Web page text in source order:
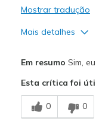
Mostrar tradução
Mais detalhes
Comfortable
Durable
Em resumo Sim,
Esta crítica foi
0 0